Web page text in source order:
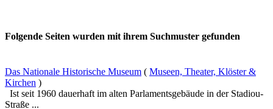
Folgende Seiten wurden mit ihrem Suchmuster gefunden
Das Nationale Historische Museum ( Museen, Theater, Klöster &
Kirchen )
Ist seit 1960 dauerhaft im alten Parlamentsgebäude in der Stadiou-
Straße ...